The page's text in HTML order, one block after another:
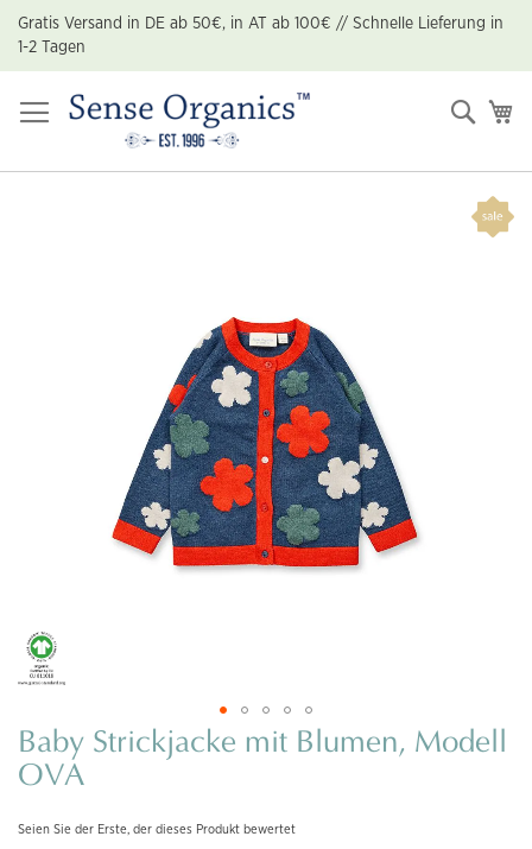
Zum
Inhalt
springen
Gratis Versand in DE ab 50€, in AT ab 100€ // Schnelle Lieferung in
1-2 Tagen
Suche
Zum
Anfang
der
springen
Baby Strickjacke mit Blumen, Modell
OVA
Seien Sie der Erste, der dieses Produkt bewertet